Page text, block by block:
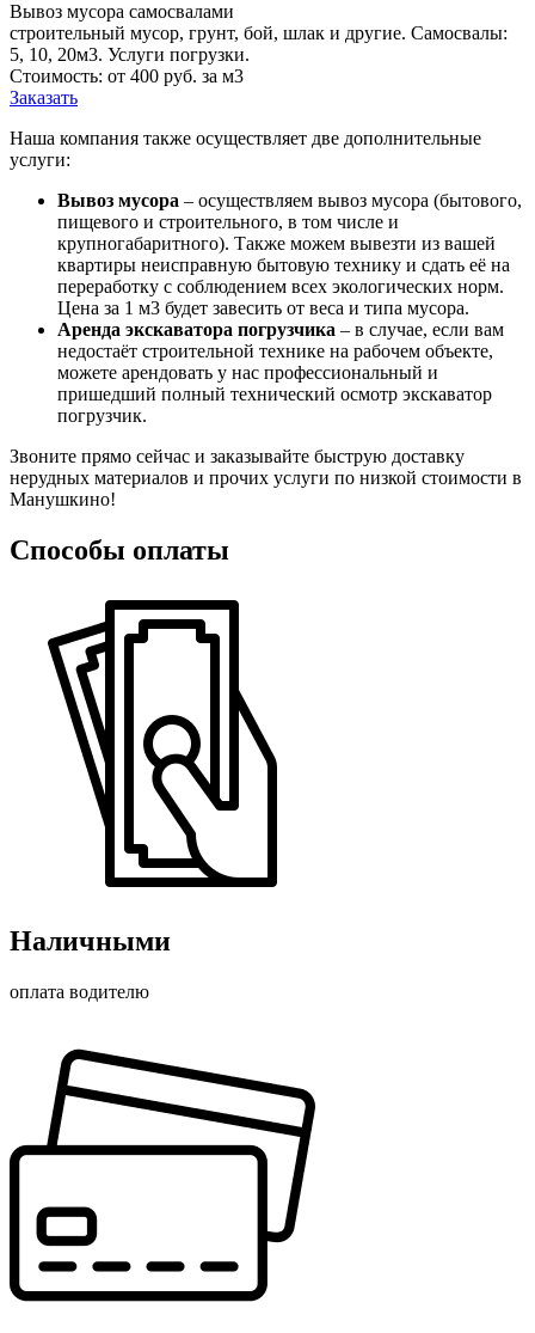
Вывоз мусора самосвалами
строительный мусор, грунт, бой, шлак и другие. Самосвалы:
5, 10, 20м3. Услуги погрузки.
Стоимость: от 400 руб. за м3
Заказать
Наша компания также осуществляет две дополнительные
услуги:
Вывоз мусора – осуществляем вывоз мусора (бытового,
пищевого и строительного, в том числе и
крупногабаритного). Также можем вывезти из вашей
квартиры неисправную бытовую технику и сдать её на
переработку с соблюдением всех экологических норм.
Цена за 1 м3 будет завесить от веса и типа мусора.
Аренда экскаватора погрузчика – в случае, если вам
недостаёт строительной технике на рабочем объекте,
можете арендовать у нас профессиональный и
пришедший полный технический осмотр экскаватор
погрузчик.
Звоните прямо сейчас и заказывайте быструю доставку
нерудных материалов и прочих услуги по низкой стоимости в
Манушкино!
Способы оплаты
Наличными
оплата водителю